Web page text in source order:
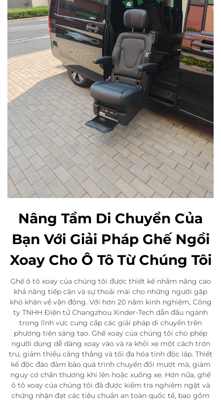
Nâng Tầm Di Chuyển Của
Bạn Với Giải Pháp Ghế Ngồi
Xoay Cho Ô Tô Từ Chúng Tôi
Ghế ô tô xoay của chúng tôi được thiết kế nhằm nâng cao
khả năng tiếp cận và sự thoải mái cho những người gặp
khó khăn về vận động. Với hơn 20 năm kinh nghiệm, Công
ty TNHH Điện tử Changzhou Xinder-Tech dẫn đầu ngành
trong lĩnh vực cung cấp các giải pháp di chuyển trên
phương tiện sáng tạo. Ghế xoay của chúng tôi cho phép
người dùng dễ dàng xoay vào và ra khỏi xe một cách trơn
tru, giảm thiểu căng thẳng và tối đa hóa tính độc lập. Thiết
kế độc đáo đảm bảo quá trình chuyển đổi mượt mà, giảm
nguy cơ chấn thương khi lên hoặc xuống xe. Hơn nữa, ghế
ô tô xoay của chúng tôi đã được kiểm tra nghiêm ngặt và
chứng nhận đạt các tiêu chuẩn an toàn quốc tế, bao gồm